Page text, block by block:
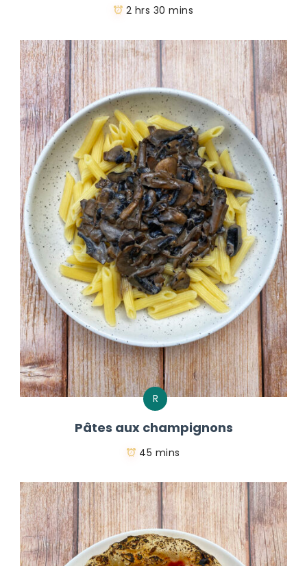
2 hrs 30 mins
R
Pâtes aux champignons
45 mins